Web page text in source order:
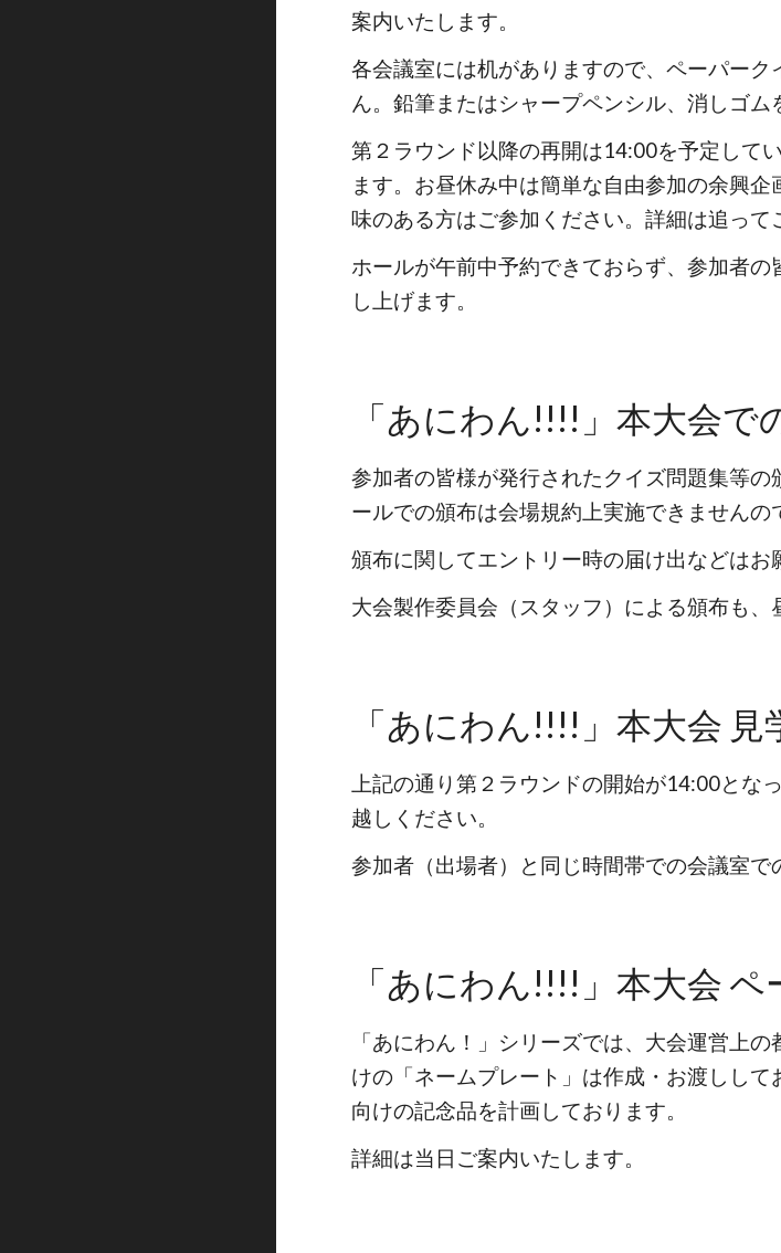
案内いたします。
各会議室には机がありますので、ペーパー
ん。鉛筆またはシャープペンシル、消しゴム
第２ラウンド以降の再開は14:00を予定して
ます。お昼休み中は簡単な自由参加の余興
味のある方はご参加ください。詳細は追って
ホールが午前中予約できておらず、参加者
し上げます。
「あにわん!!!!」本大会で
参加者の皆様が発行されたクイズ問題集等
ールでの頒布は会場規約上実施できませんの
頒布に関してエントリー時の届け出などはお
大会製作委員会（スタッフ）による頒布も、
「あにわん!!!!」本大会 見
上記の通り第２ラウンドの開始が14:00と
越しください。
参加者（出場者）と同じ時間帯での会議室で
「あにわん!!!!」本大会 ペ
「あにわん！」シリーズでは、大会運営上
けの「ネームプレート」は作成・お渡しし
向けの記念品を計画しております。
詳細は当日ご案内いたします。